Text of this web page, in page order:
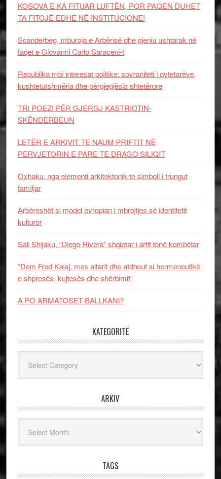
KOSOVA E KA FITUAR LUFTËN, POR PAQEN DUHET
TA FITOJË EDHE NË INSTITUCIONE!
Scanderbeg, mburoja e Arbërisë dhe gjeniu ushtarak në
faqet e Giovanni Carlo Saraceni-t
Republika mbi interesat politike: sovraniteti i qytetarëve,
kushtetutshmëria dhe përgjegjësia shtetërore
TRI POEZI PËR GJERGJ KASTRIOTIN-
SKËNDERBEUN
LETËR E ARKIVIT TE NAUM PRIFTIT NË
PERVJETORIN E PARE TE DRAGO SILIQIT
Oxhaku, nga elementi arkitektonik te simboli i trungut
familjar
Arbëreshët si model evropian i mbrojtjes së identitetit
kulturor
Sali Shijaku, “Diego Rivera” shqiptar i artit tonë kombëtar
“Dom Fred Kalaj, mes altarit dhe atdheut si hermeneutikë
e shpresës, kujtesës dhe shërbimit”
A PO ARMATOSET BALLKANI?
KATEGORITË
ARKIV
TAGS